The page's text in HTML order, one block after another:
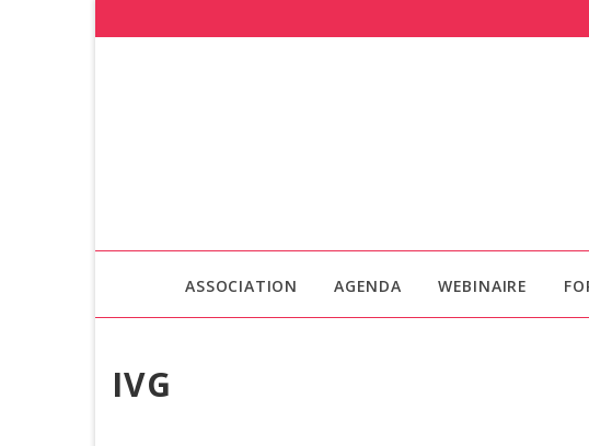
ASSOCIATION AGENDA WEBINAIRE
IVG